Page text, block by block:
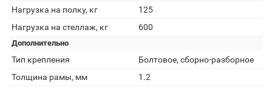
Нагрузка на полку, кг
125
Нагрузка на стеллаж, кг
600
Дополнительно
Тип крепления
Болтовое, сборно-разборное
Толщина рамы, мм
1.2